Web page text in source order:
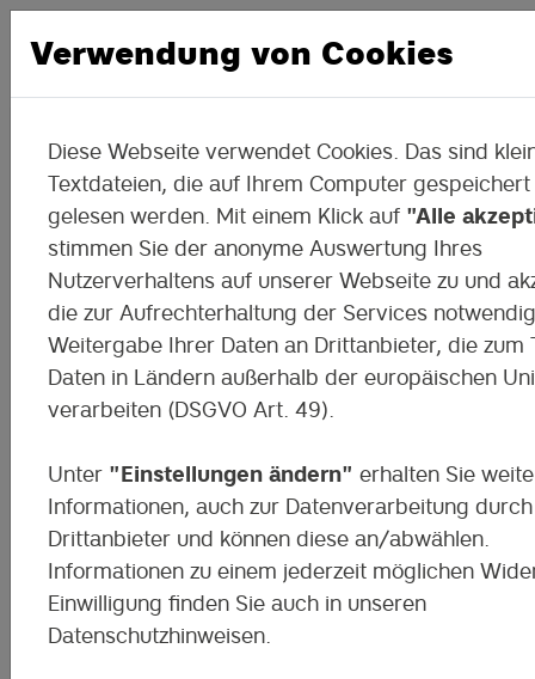
Digitale Schule in
Makersbach
Der letzte Stopp auf der DigiMoK Tour
Sachsen 2025!
Verwendung von Cookies
Diese Webseite verwendet Cookies. Das sind
Textdateien, die auf Ihrem Computer
gelesen werden. Mit einem Klick auf "Alle
stimmen Sie der anonyme Auswertung Ihres
Nutzerverhaltens auf unserer Webseite zu und
die zur Aufrechterhaltung der Services
Weitergabe Ihrer Daten an Drittanbieter, die zum
Daten in Ländern außerhalb der europäischen
verarbeiten (DSGVO Art. 49).
Unter "Einstellungen ändern" erhalten Sie
Informationen, auch zur Datenverarbeitung durch
Drittanbieter und können diese an/abwählen.
Informationen zu einem jederzeit möglichen
Einwilligung finden Sie auch in unseren
Datenschutzhinweisen.